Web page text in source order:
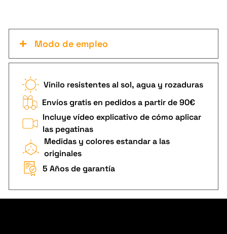
Modo de empleo
Vinilo resistentes al sol, agua y rozaduras
Envíos gratis en pedidos a partir de 90€
Incluye vídeo explicativo de cómo aplicar
las pegatinas
Medidas y colores estandar a las
originales
5 Años de garantía